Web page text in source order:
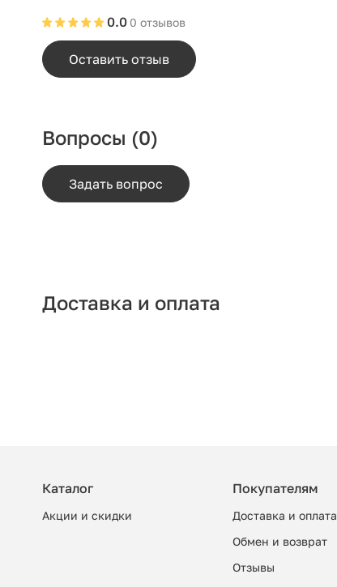
0 отзывов
0.0
Оставить отзыв
Вопросы (0)
Задать вопрос
Доставка и оплата
Каталог
Акции и скидки
Покупателям
Доставка и оплата
Обмен и возврат
Отзывы